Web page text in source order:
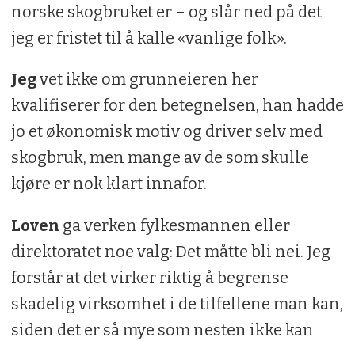
norske skogbruket er – og slår ned på det
jeg er fristet til å kalle «vanlige folk».
Jegvet ikke om grunneieren her
kvalifiserer for den betegnelsen, han hadde
jo et økonomisk motiv og driver selv med
skogbruk, men mange av de som skulle
kjøre er nok klart innafor.
Loven ga verken fylkesmannen eller
direktoratet noe valg: Det måtte bli nei. Jeg
forstår at det virker riktig å begrense
skadelig virksomhet i de tilfellene man kan,
siden det er så mye som nesten ikke kan